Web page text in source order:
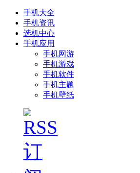
手机大全
手机资讯
选机中心
手机应用
手机网游
手机游戏
手机软件
手机主题
手机壁纸